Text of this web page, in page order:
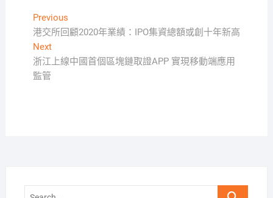
文
章
導
覽
PreviousPrevious
post:
港交所回顧2020年業績：IPO集資總額或創十年新高
NextNext
post:
浙江上線中國首個區塊鏈取證APP 實現移動端應用
監管
Search